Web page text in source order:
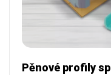
Pěnové profily